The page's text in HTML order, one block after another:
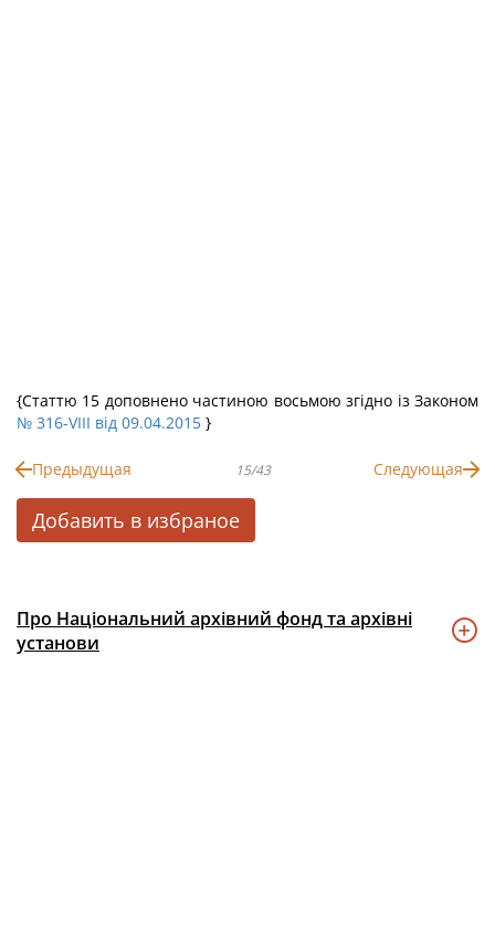
{Статтю 15 доповнено частиною восьмою згідно із Законом
№ 316-VIII від 09.04.2015 }
Предыдущая 15/43 Следующая
Добавить в избраное
Про Національний архівний фонд та архівні
установи